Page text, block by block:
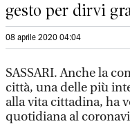
gesto per dirvi
08 aprile 2020 04:04
SASSARI. Anche la
città, una delle più
alla vita cittadina, ha
quotidiana al